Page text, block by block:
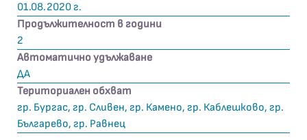
01.08.2020 г.
Продължителност в години
2
Автоматично удължаване
ДА
Териториален обхват
гр. Бургас, гр. Сливен, гр. Камено, гр. Каблешково, гр.
Българево, гр. Равнец